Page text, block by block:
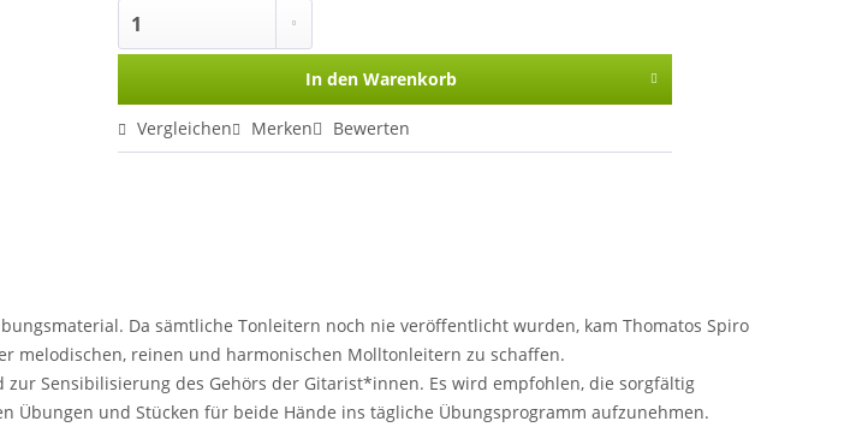
In den Warenkorb
Vergleichen Merken Bewerten
Da sämtliche Tonleitern noch nie veröffentlicht wurden, kam Thomatos Spiro
melodischen, reinen und harmonischen Molltonleitern zu schaffen.
Sensibilisierung des Gehörs der Gitarist*innen. Es wird empfohlen, die sorgfältig
und Stücken für beide Hände ins tägliche Übungsprogramm aufzunehmen.